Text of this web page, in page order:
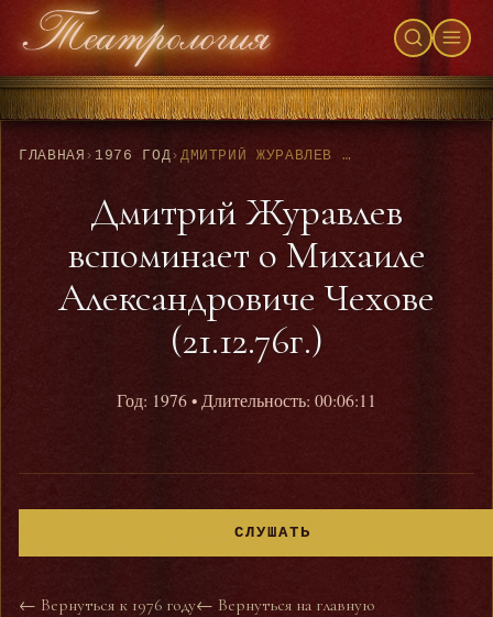
ГЛАВНАЯ › 1976 ГОД› ДМИТРИЙ ЖУРАВЛЕВ ВСПОМИНАЕТ О МИХАИЛЕ АЛЕКСАНДРОВИЧЕ ЧЕХОВЕ (21.12.76Г.)
Дмитрий Журавлев
вспоминает о Михаиле
Александровиче Чехове
(21.12.76г.)
Год: 1976• Длительность: 00:06:11
СЛУШАТЬ
← Вернуться к 1976 году← Вернуться на главную